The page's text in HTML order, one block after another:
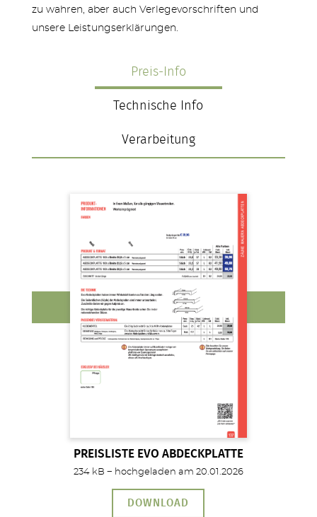
zu wahren, aber auch Verlegevorschriften und
unsere Leistungserklärungen.
Preis-Info
Technische Info
Verarbeitung
PREISLISTE EVO ABDECKPLATTE
234 kB − hochgeladen am 20.01.2026
DOWNLOAD